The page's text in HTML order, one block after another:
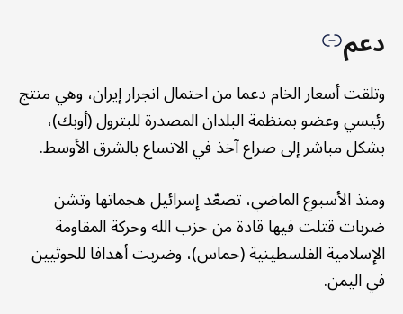
دعم
وتلقت أسعار الخام دعما من احتمال انجرار إيران، وهي منتج
رئيسي وعضو بمنظمة البلدان المصدرة للبترول (أوبك)،
بشكل مباشر إلى صراع آخذ في الاتساع بالشرق الأوسط.
ومنذ الأسبوع الماضي، تصعّد إسرائيل هجماتها وتشن
ضربات قتلت فيها قادة من حزب الله وحركة المقاومة
الإسلامية الفلسطينية (حماس)، وضربت أهدافا للحوثيين
في اليمن.